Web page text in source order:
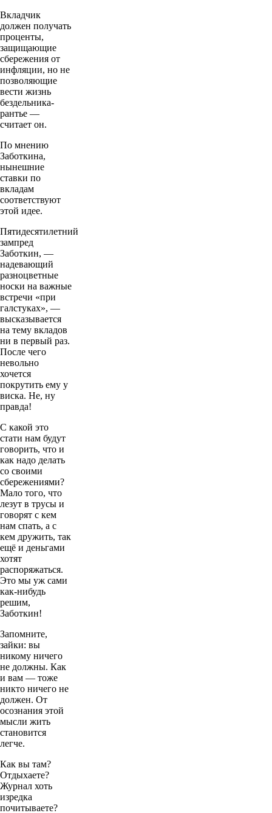
Вкладчик
должен получать
проценты,
защищающие
сбережения от
инфляции, но не
позволяющие
вести жизнь
бездельника-
рантье —
считает он.
По мнению
Заботкина,
нынешние
ставки по
вкладам
соответствуют
этой идее.
Пятидесятилетний
зампред
Заботкин, —
надевающий
разноцветные
носки на важные
встречи «при
галстуках», —
высказывается
на тему вкладов
ни в первый раз.
После чего
невольно
хочется
покрутить ему у
виска. Не, ну
правда!
С какой это
стати нам будут
говорить, что и
как надо делать
со своими
сбережениями?
Мало того, что
лезут в трусы и
говорят с кем
нам спать, а с
кем дружить, так
ещё и деньгами
хотят
распоряжаться.
Это мы уж сами
как-нибудь
решим,
Заботкин!
Запомните,
зайки: вы
никому ничего
не должны. Как
и вам — тоже
никто ничего не
должен. От
осознания этой
мысли жить
становится
легче.
Как вы там?
Отдыхаете?
Журнал хоть
изредка
почитываете?